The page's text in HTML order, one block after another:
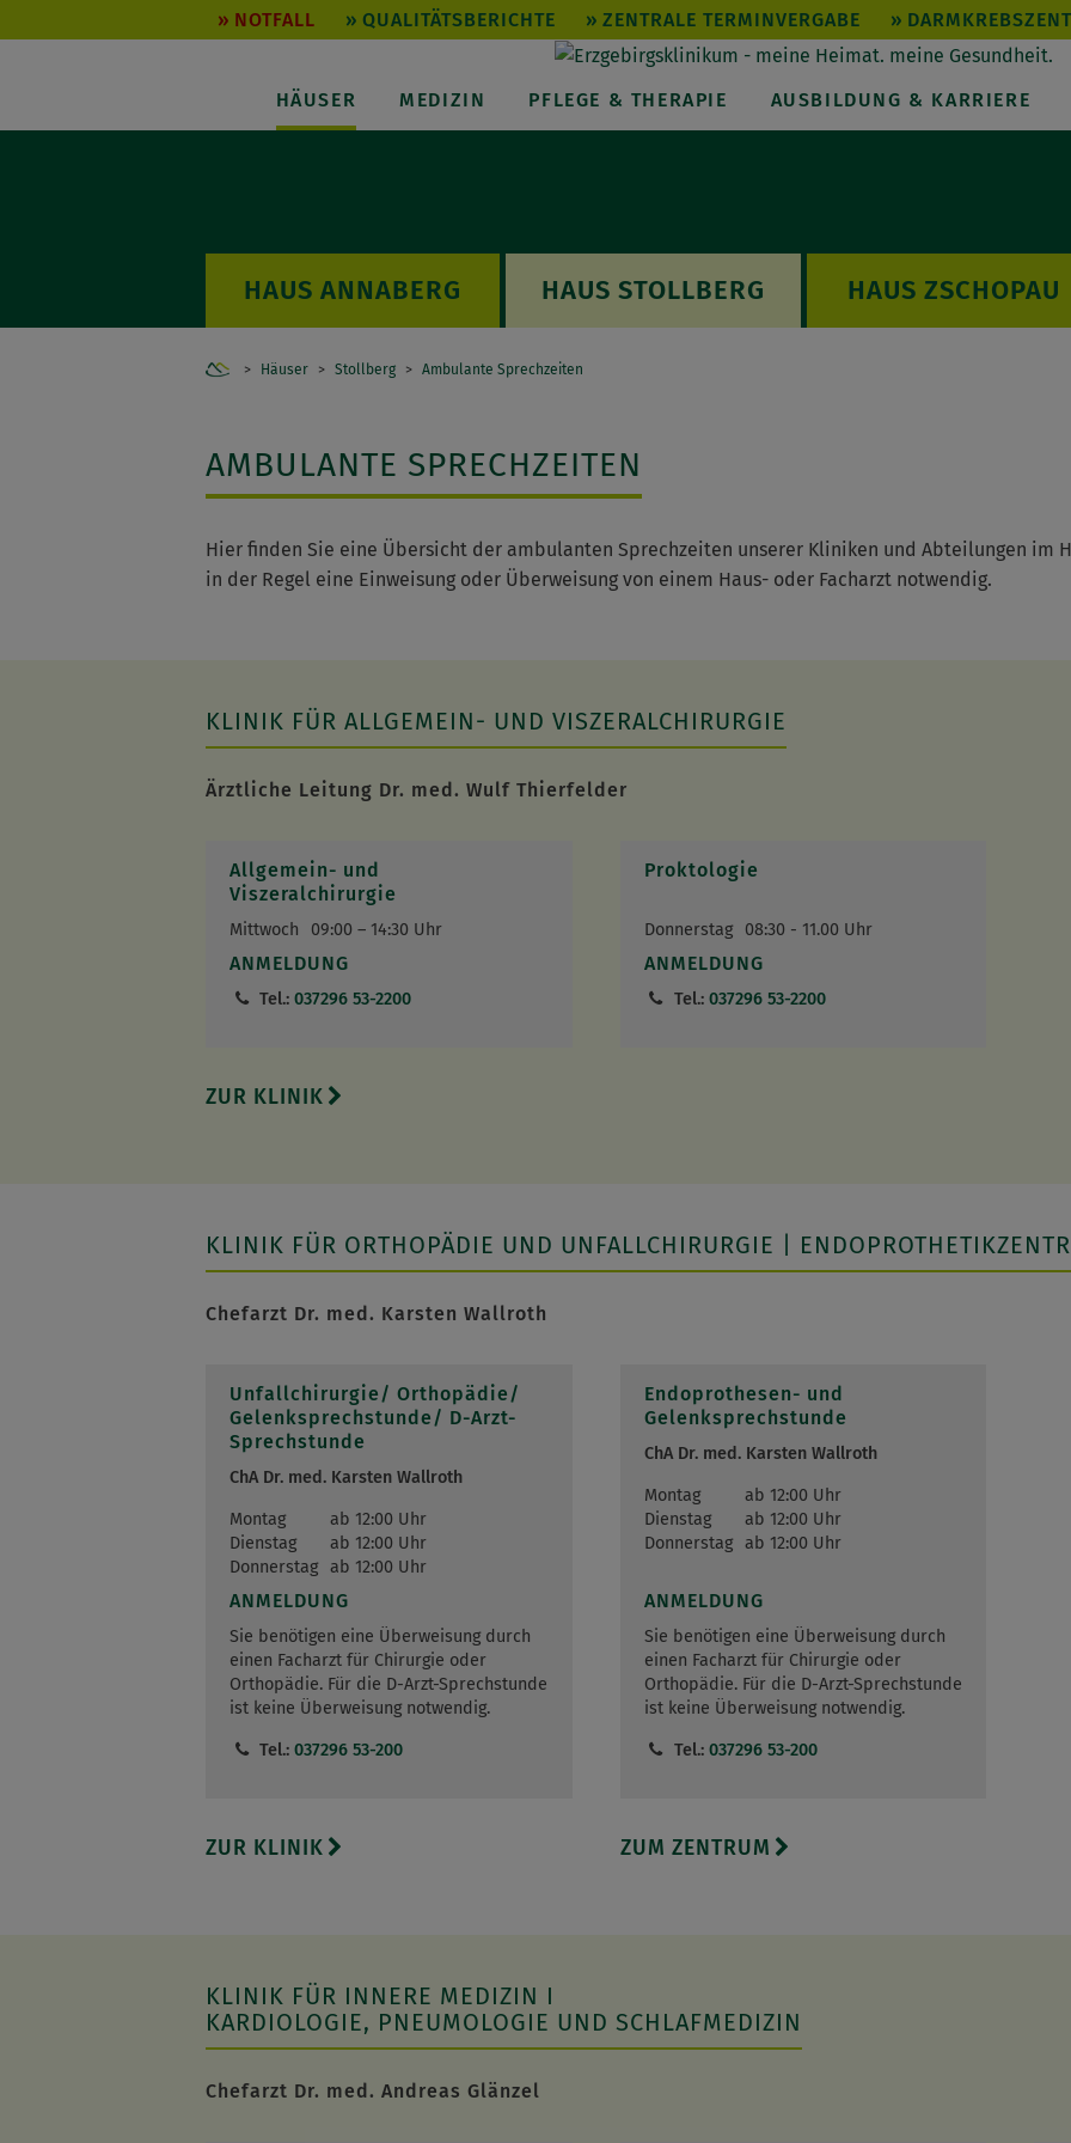
NOTFALL QUALITÄTSBERICHTE ZENTRALE TERMINVERGABE
HÄUSER MEDIZIN PFLEGE & THERAPIE AUSBILDUNG & KARRIERE
ANNABERG STOLLBERG ZSCHOPAU
Home
Häuser Stollberg Ambulante Sprechzeiten
AMBULANTE SPRECHZEITEN
Hier finden Sie eine Übersicht der ambulanten Sprechzeiten unserer Kliniken und Abteilungen im
in der Regel eine Einweisung oder Überweisung von einem Haus- oder Facharzt notwendig.
KLINIK FÜR ALLGEMEIN- UND VISZERALCHIRURGIE
Ärztliche Leitung Dr. med. Wulf Thierfelder
Allgemein- und
Viszeralchirurgie
Mittwoch 09:00 – 14:30 Uhr
ANMELDUNG
Tel.: 037296 53-2200
Proktologie
Donnerstag 08:30 - 11.00 Uhr
ANMELDUNG
Tel.: 037296 53-2200
ZUR KLINIK
KLINIK FÜR ORTHOPÄDIE UND UNFALLCHIRURGIE |
Chefarzt Dr. med. Karsten Wallroth
Unfallchirurgie/ Orthopädie/
Gelenksprechstunde/ D-Arzt-
Sprechstunde
ChA Dr. med. Karsten Wallroth
Montag
ab 12:00 Uhr
Dienstag
ab 12:00 Uhr
Donnerstag ab 12:00 Uhr
ANMELDUNG
Sie benötigen eine Überweisung durch
einen Facharzt für Chirurgie oder
Orthopädie. Für die D-Arzt-Sprechstunde
ist keine Überweisung notwendig.
Tel.: 037296 53-200
Endoprothesen- und
Gelenksprechstunde
ChA Dr. med. Karsten Wallroth
Montag
ab 12:00 Uhr
Dienstag
ab 12:00 Uhr
Donnerstag
ab 12:00 Uhr
ANMELDUNG
Sie benötigen eine Überweisung durch
einen Facharzt für Chirurgie oder
Orthopädie. Für die D-Arzt-Sprechstunde
ist keine Überweisung notwendig.
Tel.: 037296 53-200
ZUR KLINIK ZUM ZENTRUM
KLINIK FÜR INNERE MEDIZIN I
KARDIOLOGIE, PNEUMOLOGIE UND SCHLAFMEDIZIN
Chefarzt Dr. med. Andreas Glänzel